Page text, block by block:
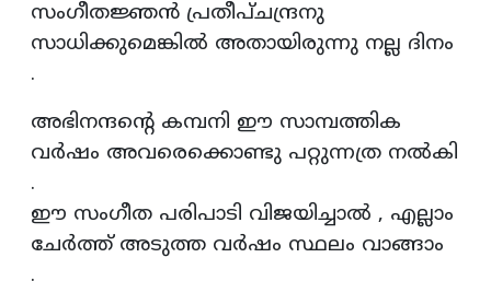
സംഗീതജ്ഞൻ പ്രതീപ്‌ചന്ദ്രനു
സാധിക്കുമെങ്കിൽ അതായിരുന്നു നല്ല ദിനം
.
അഭിനന്ദന്റെ കമ്പനി ഈ സാമ്പത്തിക
വർഷം അവരെക്കൊണ്ടു പറ്റുന്നത്ര നൽകി
.
ഈ സംഗീത പരിപാടി വിജയിച്ചാൽ , എല്ലാം
ചേർത്ത് അടുത്ത വർഷം സ്ഥലം വാങ്ങാം